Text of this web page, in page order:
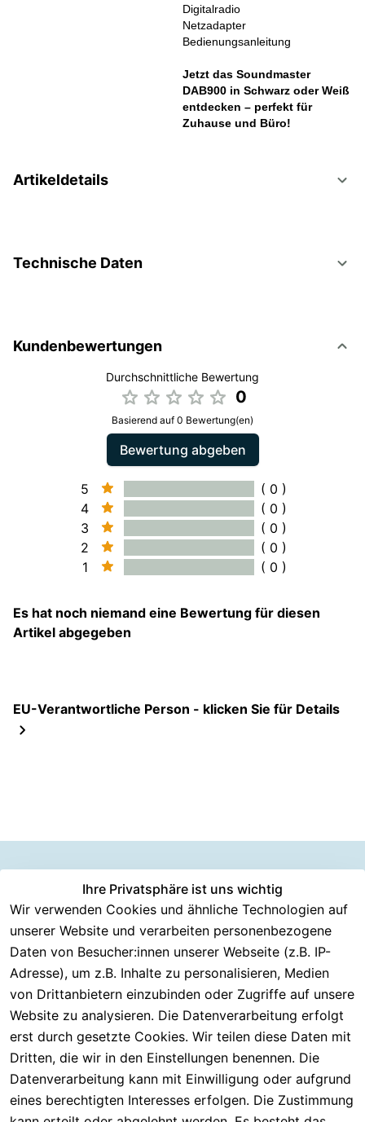
Digitalradio
Netzadapter
Bedienungsanleitung
Jetzt das Soundmaster
DAB900 in Schwarz oder Weiß
entdecken – perfekt für
Zuhause und Büro!
Artikeldetails
Technische Daten
Kundenbewertungen
Durchschnittliche Bewertung
0
Basierend auf 0 Bewertung(en)
Bewertung abgeben
5
( 0 )
4
( 0 )
3
( 0 )
2
( 0 )
1
( 0 )
Es hat noch niemand eine Bewertung für diesen
Artikel abgegeben
EU-Verantwortliche Person - klicken Sie für Details
Ihre Privatsphäre ist uns wichtig
Wir verwenden Cookies und ähnliche Technologien auf
unserer Website und verarbeiten personenbezogene
Daten von Besucher:innen unserer Webseite (z.B. IP-
Adresse), um z.B. Inhalte zu personalisieren, Medien
von Drittanbietern einzubinden oder Zugriffe auf unsere
Website zu analysieren. Die Datenverarbeitung erfolgt
erst durch gesetzte Cookies. Wir teilen diese Daten mit
Dritten, die wir in den Einstellungen benennen. Die
Datenverarbeitung kann mit Einwilligung oder aufgrund
eines berechtigten Interesses erfolgen. Die Zustimmung
Rechtliches
AGB
Impressum
Datenschutzer
klärung
Barrierefreiheit
Widerrufsrech
t
Kundenserv
ice
Häufige
Fragen
Kontakt
Registrieren
Serviceverspr
echen
Rückgabe &
30 Tage
testen
Information
en
Über CMK
Versand
Batterieentsor
gung
Eektrogeräte-
Entsorgung
Versanddie
nstleister
DHL
DPD